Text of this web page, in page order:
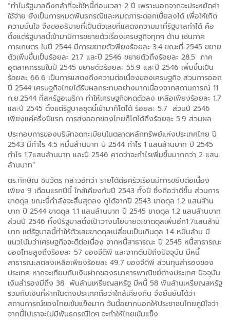
“ทำไมรัฐบาลถึงกล้าที่จะใช้หนี้ก่อนเวลา 2 ปี เพราะนอกจากจะประหยัดค่า
ใช้จ่าย ยังเป็นการหมดพันธกรณีและหมดภาระดอกเบี้ยลงได้ เพื่อให้เกิด
ความมั่นใจ จึงขออธิบายที่เป็นตัวเลขที่แสดงความมาที่รัฐบาลทำได้ คือ
ตั้งแต่รัฐบาลนี้เข้ามามีการขยายตัวเรื่องเศรษฐกิจทุกๆ ด้าน เช่นภาค
การเกษตร ในปี 2544 มีการขยายตัวพียงร้อยละ 3.4 ขณะที่ 2545 ขยาย
ตัวเพิ่มขึ้นเป็นร้อยละ 21.7 และปี 2546 ขยายตัวถึงร้อยละ 28.5 ภาค
อุตสาหกรรมในปี 2545 ขยายตัวร้อยละ 55.9 และปี 2546 เพิ่มขึ้นเป็น
ร้อยละ 66.6 เป็นการแสดงถึงความต่อเนื่องของเศรษฐกิจ ส่วนการออก
ปี 2544 เศรษฐกิจไทยได้รับผลกระทบอย่างมากเนื่องจากสถานการณ์ 11
ก.ย.2544 ที่สหรัฐอเมริกา ทำให้เศรษฐกิจหดตัวลง เหลือเพียงร้อยละ 1.7
และปี 2545 ตั้งแต่รัฐบาลชุดนี้เข้ามาก็โตได้ ร้อยละ 5.7 ส่วนปี 2546
เพียงแค่ครึ่งปีแรก การส่งออกของไทยก็โตได้ถึงร้อยละ 5.9 ส่วนผล
ประกอบการของบริษัทจดทะเบียนในตลาดหลักทรัพย์แห่งประเทศไทย ปี
2543 มีกำไร 4.5 หมื่นล้านบาท ปี 2544 กำไร 1 แสนล้านบาท ปี 2545
กำไร 1.7แสนล้านบาท และปี 2546 คาดว่าจะกำไรเพิ่มขึ้นมากกว่า 2 แสน
ล้านบาท”
ดร.ทักษิณ ชินวัตร กล่าวอีกว่า รายได้ต่อครัวเรือนมีการขยับต่อเนื่อง
เพียง 9 เดือนแรกปีนี้ ใกล้เคียงกับปี 2543 ทั้งปี ซึ่งถือว่าดีขึ้น ส่วนการ
ขาดดุล ขณะนี้กำลังจะสิ้นสุดลง ดูได้จากปี 2543 ขาดดุล 1.2 แสนล้าน
บาท ปี 2544 ขาดดุล 1.1 แสนล้านบาท ปี 2545 ขาดดุล 1.2 แสนล้านบาท
ส่วนปี 2546 ทั้งปีรัฐบาลตั้งเป้าวางนโยบายจะขาดดุลเพิ่มอีก1.7แสนล้าน
บาท แต่รัฐบาลนี้ทำให้ตัวเลขขาดดุลเปลี่ยนเป็นเกินดุล 1.4 หมื่นล้าน มี
แนวโน้มว่าเศรษฐกิจจะดีต่อเนื่อง จากหนี้สาธารณะ ปี 2545 หนี้สาธารณะ
ของไทยสูงถึงร้อยละ 57 ของจีดีพี และจากต้นปีถึงปัจจุบัน มีหนี้
สาธารณะลดลงเหลือเพียงร้อยละ 49.7 ของจีดีพี ส่วนทุนสำรองของ
ประเทศ หากจะเทียบกับเงินฝากของธนาคารพาณิชย์ต่างประเทศ ปัจจุบัน
เงินสำรองมีถึง 38 พันล้านเหรียญสหรัฐ มีหนี้ 58 พันล้านเหรียญสหรัฐ
รวมกับเงินที่ฝากในต่างประเทศถือว่าใกล้เคียงกัน จึงยืนยันได้ว่า
สถานการณ์ของไทยเข้มแข็งมาก วันนี้อยากบอกให้ประชาชนไทยภูมิใจว่า
จากนี้ไปเราจะไม่มีพันธกรณีใดๆ จะทำให้ไทยเข้มแข็ง